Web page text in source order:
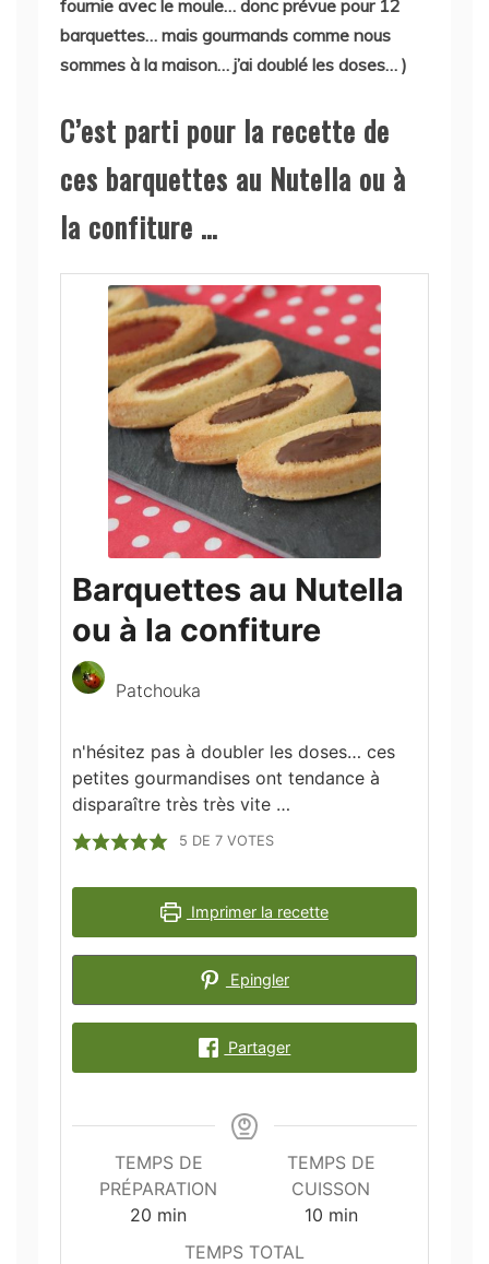
fournie avec le moule… donc prévue pour 12
barquettes… mais gourmands comme nous
sommes à la maison… j’ai doublé les doses… )
C’est parti pour la recette de
ces barquettes au Nutella ou à
la confiture …
Barquettes au Nutella
ou à la confiture
Patchouka
n'hésitez pas à doubler les doses… ces
petites gourmandises ont tendance à
disparaître très très vite …
5 DE 7VOTES
Imprimer la recette
Epingler
Partager
TEMPS DE
PRÉPARATION
20 minutes
min
TEMPS DE
CUISSON
10minutes
min
TEMPS TOTAL